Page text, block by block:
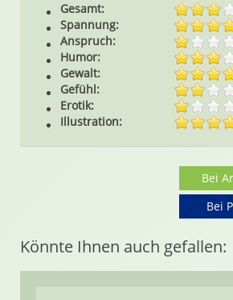
Gesamt:
Spannung:
Anspruch:
Humor:
Gewalt:
Gefühl:
Erotik:
Illustration:
Bei
Bei
Könnte Ihnen auch gefallen: